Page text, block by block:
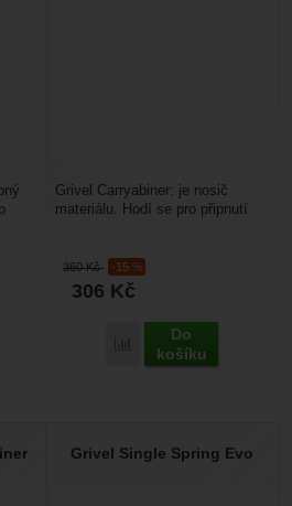
k porovnání
360Kč -15 %
306 Kč
Přidat 'Grivel
Do
košíku
Grivel Carryabiner: je nosič
materiálu. Hodí se pro připnutí
Grivel Single Spring Evo